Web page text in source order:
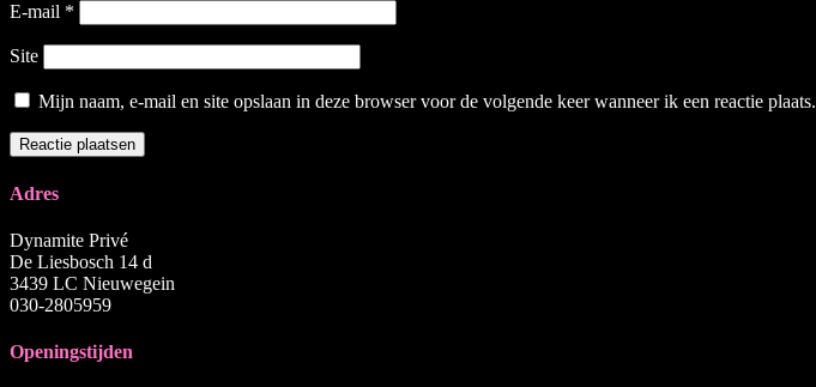
E-mail *
Site
Mijn naam, e-mail en site opslaan in deze browser voor de volgende keer wanneer ik een reactie plaats.
Adres
Dynamite Privé
De Liesbosch 14 d
3439 LC Nieuwegein
030-2805959
Openingstijden